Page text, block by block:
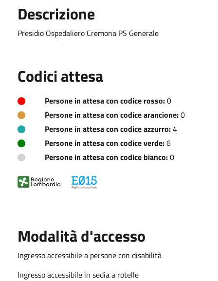
Descrizione
Presidio Ospedaliero Cremona PS Generale
Codici attesa
Persone in attesa con codice rosso:0
Persone in attesa con codice arancione:0
Persone in attesa con codice azzurro:4
Persone in attesa con codice verde:6
Persone in attesa con codice bianco:0
Modalità d'accesso
Ingresso accessibile a persone con disabilità
Ingresso accessibile in sedia a rotelle